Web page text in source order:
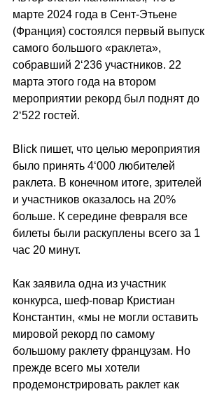
марте 2024 года в Сент-Этьене
(Франция) состоялся первый выпуск
самого большого «раклета»,
собравший 2‘236 участников. 22
марта этого года на втором
мероприятии рекорд был поднят до
2‘522 гостей.
Blick пишет, что целью мероприятия
было принять 4‘000 любителей
раклета. В конечном итоге, зрителей
и участников оказалось на 20%
больше. К середине февраля все
билеты были раскуплены всего за 1
час 20 минут.
Как заявила одна из участник
конкурса, шеф-повар Кристиан
Константин, «мы не могли оставить
мировой рекорд по самому
большому раклету французам. Но
прежде всего мы хотели
продемонстрировать раклет как